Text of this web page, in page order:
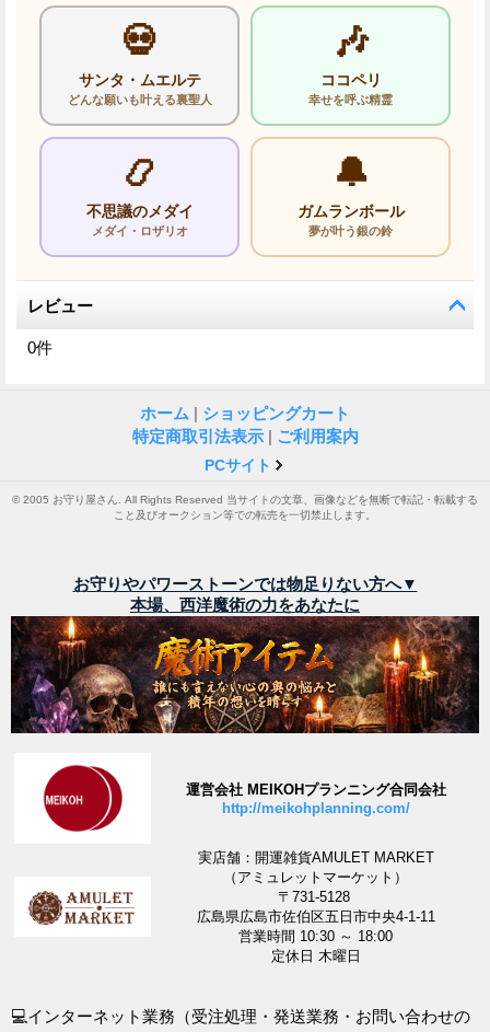
💀
サンタ・ムエルテ
どんな願いも叶える裏聖人
🎶
ココペリ
幸せを呼ぶ精霊
📿
不思議のメダイ
メダイ・ロザリオ
🔔
ガムランボール
夢が叶う銀の鈴
レビュー
0件
ホーム | ショッピングカート
特定商取引法表示 | ご利用案内
PCサイト
© 2005 お守り屋さん. All Rights Reserved 当サイトの文章、画像などを無断で転記・転載する
こと及びオークション等での転売を一切禁止します。
お守りやパワーストーンでは物足りない方へ▼
本場、西洋魔術の力をあなたに
運営会社 MEIKOHプランニング合同会社
http://meikohplanning.com/
実店舗：開運雑貨AMULET MARKET
（アミュレットマーケット）
〒731-5128
広島県広島市佐伯区五日市中央4-1-11
営業時間 10:30 ～ 18:00
定休日 木曜日
💻インターネット業務（受注処理・発送業務・お問い合わせの